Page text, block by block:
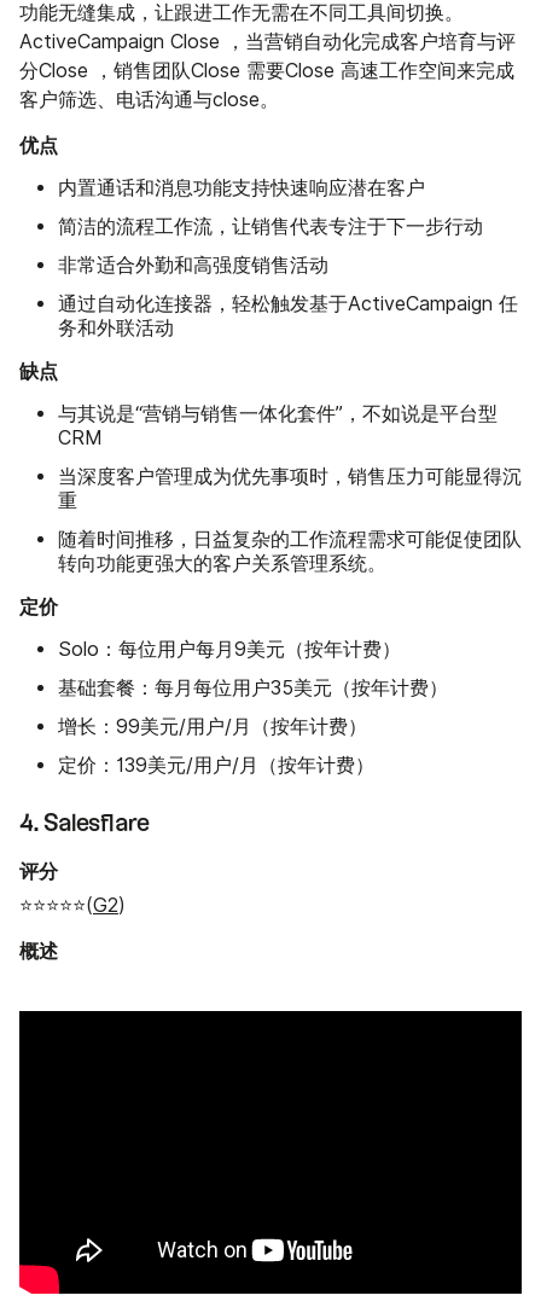
功能无缝集成，让跟进工作无需在不同工具间切换。
ActiveCampaign Close ，当营销自动化完成客户培育与评
分Close ，销售团队Close 需要Close 高速工作空间来完成
客户筛选、电话沟通与close。
优点
内置通话和消息功能支持快速响应潜在客户
简洁的流程工作流，让销售代表专注于下一步行动
非常适合外勤和高强度销售活动
通过自动化连接器，轻松触发基于ActiveCampaign 任
务和外联活动
缺点
与其说是“营销与销售一体化套件”，不如说是平台型
CRM
当深度客户管理成为优先事项时，销售压力可能显得沉
重
随着时间推移，日益复杂的工作流程需求可能促使团队
转向功能更强大的客户关系管理系统。
定价
Solo：每位用户每月9美元（按年计费）
基础套餐：每月每位用户35美元（按年计费）
增长：99美元/用户/月（按年计费）
定价：139美元/用户/月（按年计费）
4. Salesflare
评分
⭐⭐⭐⭐⭐(G2)
概述